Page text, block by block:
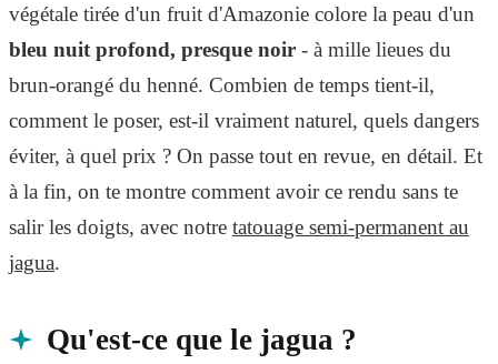
végétale tirée d'un fruit d'Amazonie colore la peau d'un
bleu nuit profond, presque noir - à mille lieues du
brun-orangé du henné. Combien de temps tient-il,
comment le poser, est-il vraiment naturel, quels dangers
éviter, à quel prix ? On passe tout en revue, en détail. Et
à la fin, on te montre comment avoir ce rendu sans te
salir les doigts, avec notre tatouage semi-permanent au
jagua.
Qu'est-ce que le jagua ?